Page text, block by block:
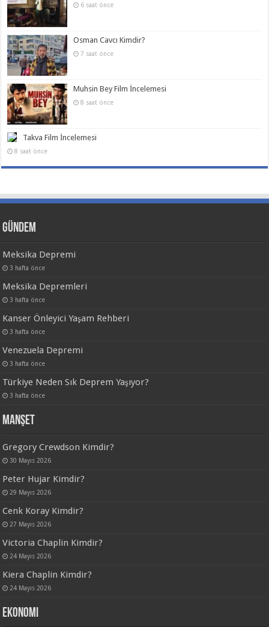
6 saat önce
Osman Cavcı Kimdir?
7 saat önce
Muhsin Bey Film İncelemesi
8 saat önce
Takva Film İncelemesi
8 saat önce
Gündem
Meksika Depremi
3 hafta önce
Meksika Depremleri
3 hafta önce
Kanser Önleyici Yaşam Rehberi
3 hafta önce
Venezuela Depremi
3 hafta önce
Türkiye Neden Sık Deprem Yaşıyor?
3 hafta önce
Manşet
Gregory Crewdson Kimdir?
30 Mayıs 2026
Peter Hujar Kimdir?
29 Mayıs 2026
Cenk Koray Kimdir?
27 Mayıs 2026
Victoria Chaplin Kimdir?
24 Mayıs 2026
Kiera Chaplin Kimdir?
24 Mayıs 2026
Ekonomi